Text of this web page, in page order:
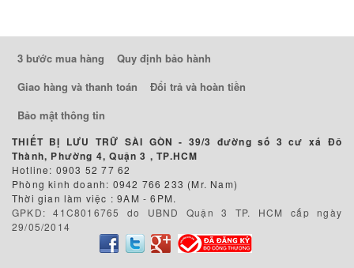
3 bước mua hàng
Quy định bảo hành
Giao hàng và thanh toán
Đổi trả và hoàn tiền
Bảo mật thông tin
THIẾT BỊ LƯU TRỮ SÀI GÒN - 39/3 đường số 3 cư xá Đô
Thành, Phường 4, Quận 3 , TP.HCM
Hotline: 0903 52 77 62
Phòng kinh doanh: 0942 766 233 (Mr. Nam)
Thời gian làm việc : 9AM - 6PM.
GPKD: 41C8016765 do UBND Quận 3 TP. HCM cấp ngày
29/05/2014